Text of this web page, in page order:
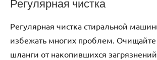
Регулярная чистка стиральной
избежать многих проблем.
шланги от накопившихся